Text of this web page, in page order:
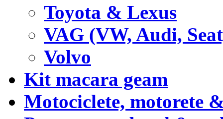
Toyota & Lexus
VAG (VW, Audi,
Volvo
Kit macara geam
Motociclete, motorete